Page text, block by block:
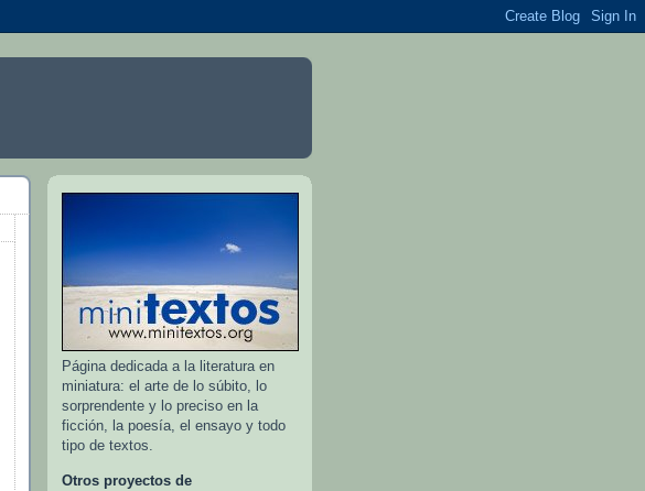
Página dedicada a la literatura en
miniatura: el arte de lo súbito, lo
sorprendente y lo preciso en la
ficción, la poesía, el ensayo y todo
tipo de textos.
Otros proyectos de